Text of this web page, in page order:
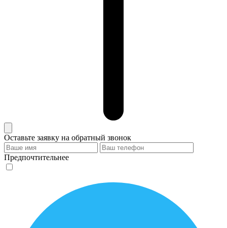
Оставьте заявку на обратный звонок
Предпочтительнее